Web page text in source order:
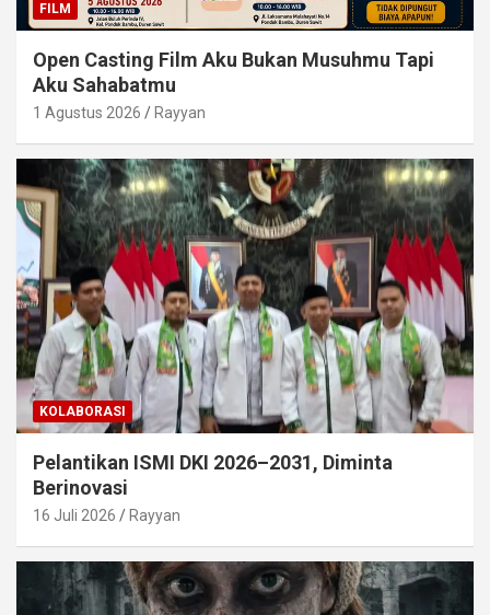
FILM
Open Casting Film Aku Bukan Musuhmu Tapi
Aku Sahabatmu
1 Agustus 2026 Rayyan
KOLABORASI
Pelantikan ISMI DKI 2026–2031, Diminta
Berinovasi
16 Juli 2026 Rayyan